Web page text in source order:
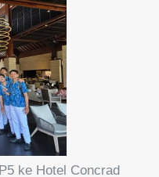
ke Hotel Concrad